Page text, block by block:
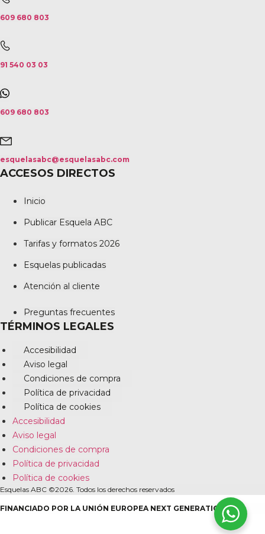
609 680 803
91 540 03 03
609 680 803
esquelasabc@esquelasabc.com
ACCESOS DIRECTOS
Inicio
Publicar Esquela ABC
Tarifas y formatos 2026
Esquelas publicadas
Atención al cliente
Preguntas frecuentes
TÉRMINOS LEGALES
Accesibilidad
Aviso legal
Condiciones de compra
Política de privacidad
Política de cookies
Accesibilidad
Aviso legal
Condiciones de compra
Política de privacidad
Política de cookies
Esquelas ABC ©2026. Todos los derechos reservados
FINANCIADO POR LA UNIÓN EUROPEA NEXT GENERATION EU